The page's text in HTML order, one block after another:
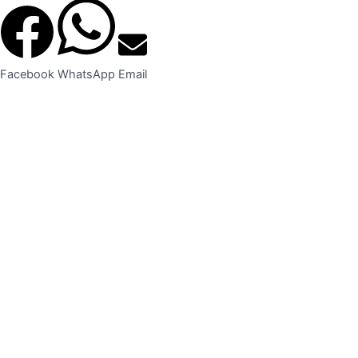
Facebook WhatsApp Email